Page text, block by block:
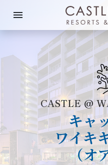
menu
CASTLE @
キャ
ワイキ
（オ